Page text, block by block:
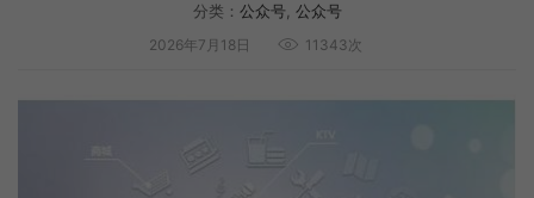
分类： 公众号 公众号
2026年7月18日 11343次